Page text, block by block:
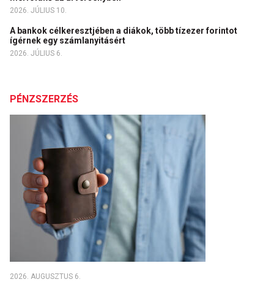
2026. JÚLIUS 10.
A bankok célkeresztjében a diákok, több tízezer forintot
ígérnek egy számlanyitásért
2026. JÚLIUS 6.
PÉNZSZERZÉS
2026. AUGUSZTUS 6.